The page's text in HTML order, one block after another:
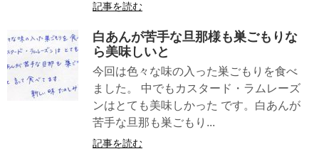
記事を読む
白あんが苦手な旦那様も巣ごもりな
ら美味しいと
今回は色々な味の入った巣ごもりを食べ
ました。 中でもカスタード・ラムレーズ
ンはとても美味しかった です。白あんが
苦手な旦那も巣ごもり...
記事を読む